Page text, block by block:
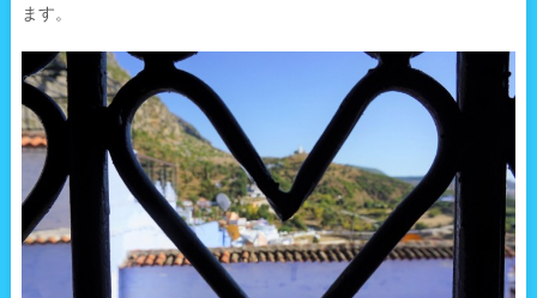
ます。